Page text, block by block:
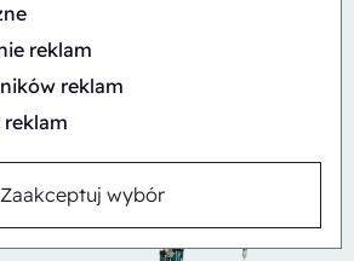
reklam
reklam
reklam
Zaakceptuj wybór